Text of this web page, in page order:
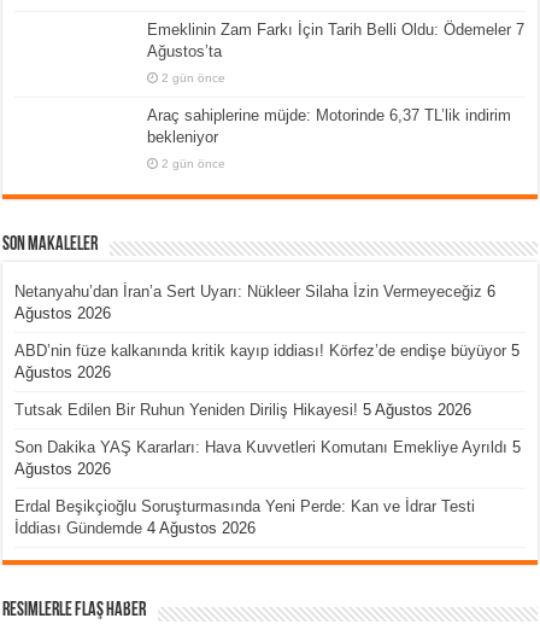
Emeklinin Zam Farkı İçin Tarih Belli Oldu: Ödemeler 7
Ağustos’ta
2 gün önce
Araç sahiplerine müjde: Motorinde 6,37 TL’lik indirim
bekleniyor
2 gün önce
Son Makaleler
Netanyahu’dan İran’a Sert Uyarı: Nükleer Silaha İzin Vermeyeceğiz 6
Ağustos 2026
ABD’nin füze kalkanında kritik kayıp iddiası! Körfez’de endişe büyüyor 5
Ağustos 2026
Tutsak Edilen Bir Ruhun Yeniden Diriliş Hikayesi! 5 Ağustos 2026
Son Dakika YAŞ Kararları: Hava Kuvvetleri Komutanı Emekliye Ayrıldı 5
Ağustos 2026
Erdal Beşikçioğlu Soruşturmasında Yeni Perde: Kan ve İdrar Testi
İddiası Gündemde 4 Ağustos 2026
Resimlerle Flaş Haber